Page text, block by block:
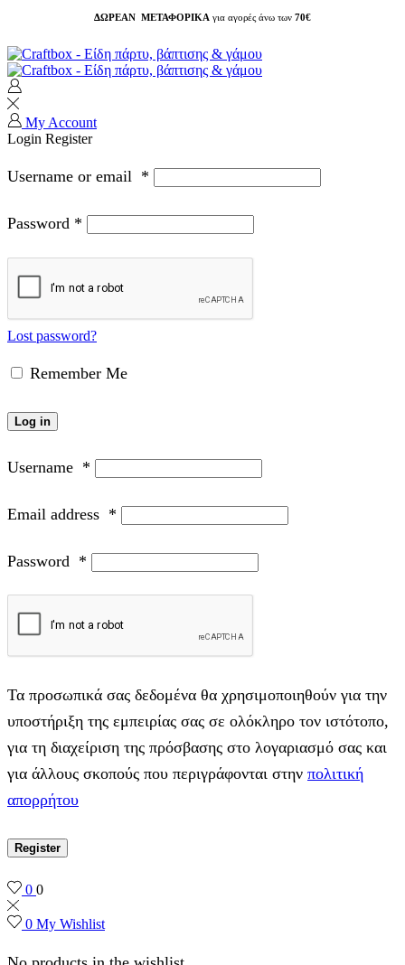
ΔΩΡΕΑΝ ΜΕΤΑΦΟΡΙΚΑ για αγορές άνω των 70€
My Account
Login Register
Username or email *
Password *
Lost password?
Remember Me
Log in
Username *
Email address *
Password *
Τα προσωπικά σας δεδομένα θα χρησιμοποιηθούν για την
υποστήριξη της εμπειρίας σας σε ολόκληρο τον ιστότοπο,
για τη διαχείριση της πρόσβασης στο λογαριασμό σας και
για άλλους σκοπούς που περιγράφονται στην πολιτική
απορρήτου
Register
0 0
0 My Wishlist